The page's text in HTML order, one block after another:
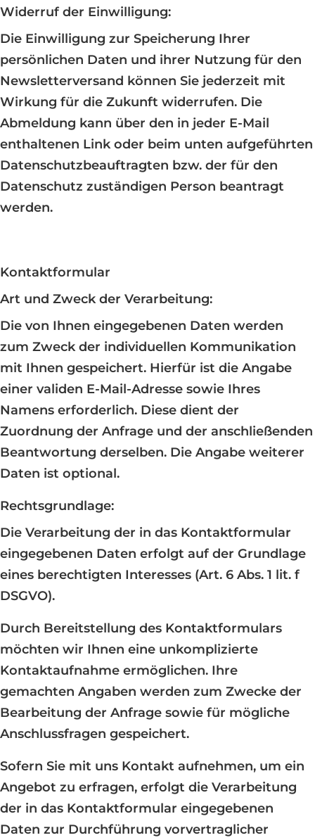
Widerruf der Einwilligung:
Die Einwilligung zur Speicherung Ihrer
persönlichen Daten und ihrer Nutzung für den
Newsletterversand können Sie jederzeit mit
Wirkung für die Zukunft widerrufen. Die
Abmeldung kann über den in jeder E-Mail
enthaltenen Link oder beim unten aufgeführten
Datenschutzbeauftragten bzw. der für den
Datenschutz zuständigen Person beantragt
werden.
Kontaktformular
Art und Zweck der Verarbeitung:
Die von Ihnen eingegebenen Daten werden
zum Zweck der individuellen Kommunikation
mit Ihnen gespeichert. Hierfür ist die Angabe
einer validen E-Mail-Adresse sowie Ihres
Namens erforderlich. Diese dient der
Zuordnung der Anfrage und der anschließenden
Beantwortung derselben. Die Angabe weiterer
Daten ist optional.
Rechtsgrundlage:
Die Verarbeitung der in das Kontaktformular
eingegebenen Daten erfolgt auf der Grundlage
eines berechtigten Interesses (Art. 6 Abs. 1 lit. f
DSGVO).
Durch Bereitstellung des Kontaktformulars
möchten wir Ihnen eine unkomplizierte
Kontaktaufnahme ermöglichen. Ihre
gemachten Angaben werden zum Zwecke der
Bearbeitung der Anfrage sowie für mögliche
Anschlussfragen gespeichert.
Sofern Sie mit uns Kontakt aufnehmen, um ein
Angebot zu erfragen, erfolgt die Verarbeitung
der in das Kontaktformular eingegebenen
Daten zur Durchführung vorvertraglicher